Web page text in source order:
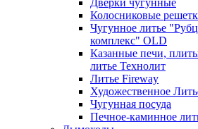
Дверки чугунные
Колосниковые
Чугунное литье
комплекс" OLD
Казанные печи,
литье Технолит
Литье Fireway
Художественное
Чугунная посуда
Печное-каминное